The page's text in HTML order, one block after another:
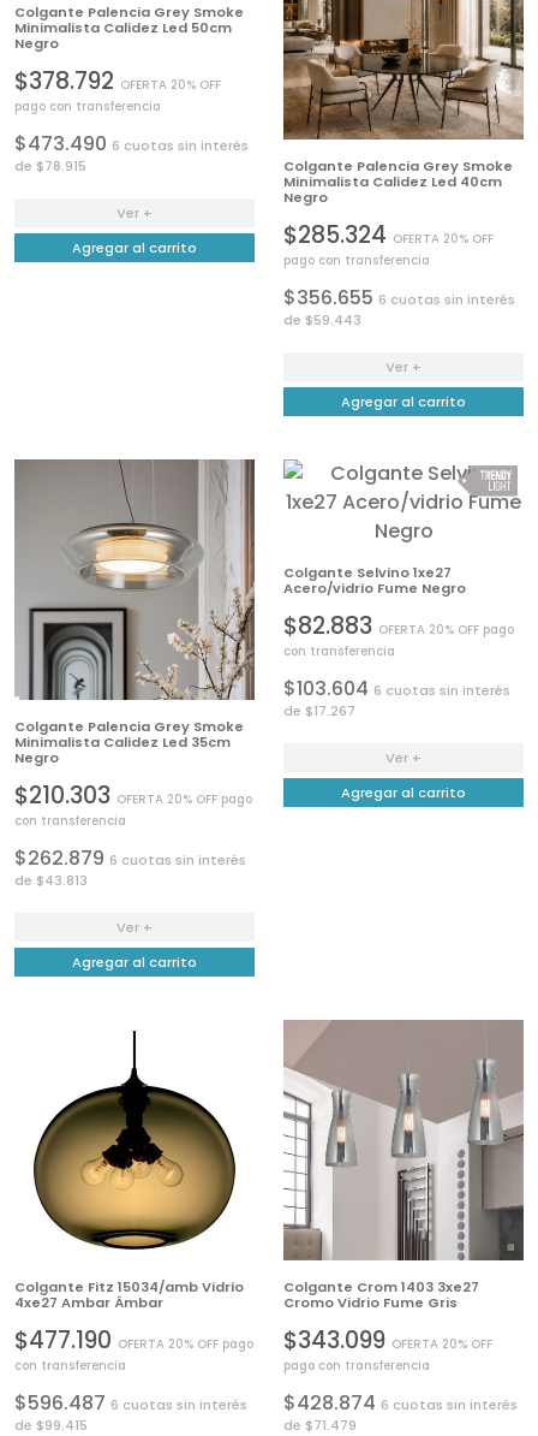
Colgante Palencia Grey Smoke
Minimalista Calidez Led 50cm
Negro
$378.792 OFERTA 20% OFF
pago con transferencia
$473.490 6 cuotas sin interés
de $78.915
Ver +
Agregar al carrito
Colgante Palencia Grey Smoke
Minimalista Calidez Led 40cm
Negro
$285.324 OFERTA 20% OFF
pago con transferencia
$356.655 6 cuotas sin interés
de $59.443
Ver +
Agregar al carrito
Colgante Palencia Grey Smoke
Minimalista Calidez Led 35cm
Negro
$210.303 OFERTA 20% OFF pago
con transferencia
$262.879 6 cuotas sin interés
de $43.813
Ver +
Agregar al carrito
Colgante Selvino 1xe27
Acero/vidrio Fume Negro
$82.883 OFERTA 20% OFF pago
con transferencia
$103.604 6 cuotas sin interés
de $17.267
Ver +
Agregar al carrito
Colgante Fitz 15034/amb Vidrio
4xe27 Ambar Ámbar
$477.190 OFERTA 20% OFF pago
con transferencia
$596.487 6 cuotas sin interés
de $99.415
Colgante Crom 1403 3xe27
Cromo Vidrio Fume Gris
$343.099 OFERTA 20% OFF
pago con transferencia
$428.874 6 cuotas sin interés
de $71.479